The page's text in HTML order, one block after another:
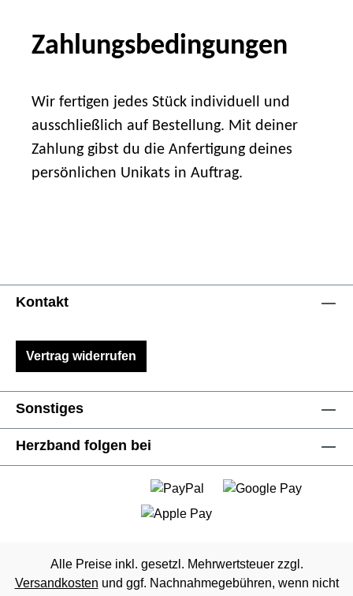
Zahlungsbedingungen
Wir fertigen jedes Stück individuell und
ausschließlich auf Bestellung. Mit deiner
Zahlung gibst du die Anfertigung deines
persönlichen Unikats in Auftrag.
Kontakt
Vertrag widerrufen
Sonstiges
Herzband folgen bei
Alle Preise inkl. gesetzl. Mehrwertsteuer zzgl.
Versandkosten und ggf. Nachnahmegebühren, wenn nicht